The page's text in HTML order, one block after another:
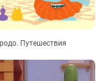
Путешествия